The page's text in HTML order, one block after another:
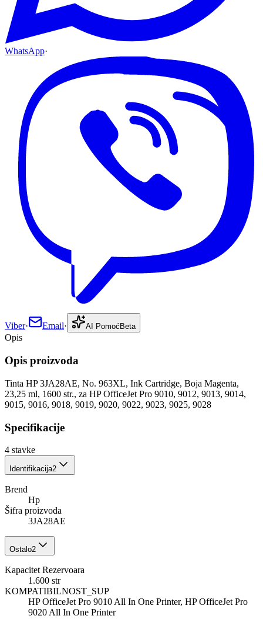
WhatsApp·
Viber· Email· AI Pomoć Beta
Opis
Opis proizvoda
Tinta HP 3JA28AE, No. 963XL, Ink Cartridge, Boja Magenta,
23,25 ml, 1600 str., za HP OfficeJet Pro 9010, 9012, 9013, 9014,
9015, 9016, 9018, 9019, 9020, 9022, 9023, 9025, 9028
Specifikacije
4 stavke
Identifikacija2
Brend
Hp
Šifra proizvoda
3JA28AE
Ostalo2
Kapacitet Rezervoara
1.600 str
KOMPATIBILNOST_SUP
HP OfficeJet Pro 9010 All In One Printer, HP OfficeJet Pro
9020 All In One Printer